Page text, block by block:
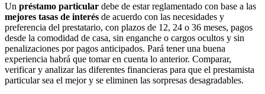
Un préstamo particular debe de estar reglamentado con base a las
mejores tasas de interés de acuerdo con las necesidades y
preferencia del prestatario, con plazos de 12, 24 o 36 meses, pagos
desde la comodidad de casa, sin enganche o cargos ocultos y sin
penalizaciones por pagos anticipados. Pará tener una buena
experiencia habrá que tomar en cuenta lo anterior. Comparar,
verificar y analizar las diferentes financieras para que el prestamista
particular sea el mejor y se eliminen las sorpresas desagradables.